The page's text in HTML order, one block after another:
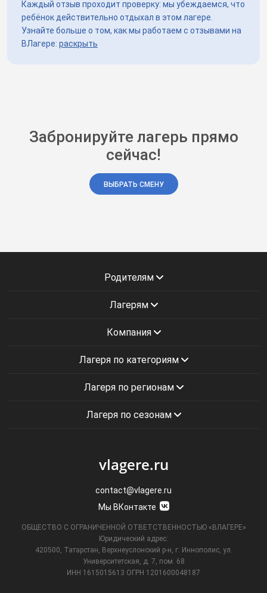
Каждый отзыв проходит проверку: мы убеждаемся, что
ребёнок действительно отдыхал в этом лагере.
Узнайте больше о том, как мы работаем с отзывами на
ВЛагере: раскрыть
Забронируйте лагерь прямо
сейчас!
ВЫБРАТЬ СМЕНУ
Родителям
Лагерям
Компания
Лагеря по категориям
Лагеря по регионам
Лагеря по сезонам
vlagere.ru
contact@vlagere.ru
Мы ВКонтакте
ОБЩЕСТВО С ОГРАНИЧЕННОЙ ОТВЕТСТВЕННОСТЬЮ «ВЛАГЕРЕ»
Юридический адрес:
420500, Татарстан, Верхнеуслонский р-н, г. Иннополис, ул.
Университетская,
д. 7, пом. 68
ИНН 1615015613 ОГРН 1201600048187